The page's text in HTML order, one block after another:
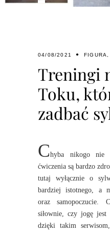
04/08/2021 FIGURA,
Treningi
Toku,
zadbać
Chyba nikogo nie
ćwiczenia są bardzo
tutaj wyłącznie o
bardziej istotnego, a
oraz samopoczucie.
siłownie, czy jogę
dzięki takim